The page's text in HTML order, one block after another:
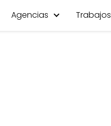
Agencias Trabajos